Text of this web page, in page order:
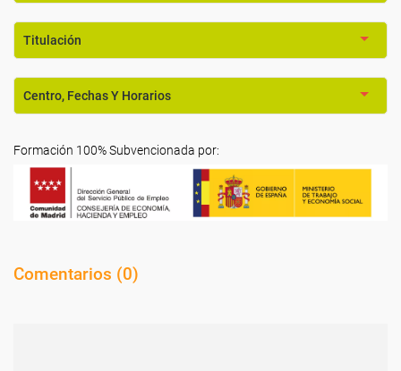
Titulación
Centro, Fechas Y Horarios
Formación 100% Subvencionada por:
Comentarios (0)